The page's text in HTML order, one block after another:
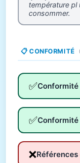
température pl
consommer.
📋 CONFORMITÉ
✅
✅
❌